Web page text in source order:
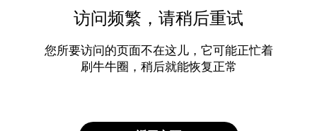
访问频繁，请稍后重试
您所要访问的页面不在这儿，它可能正忙着
刷牛牛圈，稍后就能恢复正常